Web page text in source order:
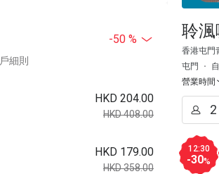
-50 %
細則
HKD 204.00
HKD 408.00
HKD 179.00
HKD 358.00
聆
香港屯門
屯門
營業時間
12:30
-30%